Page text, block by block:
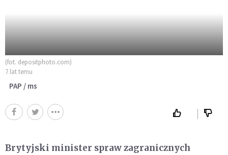
(fot. depositphoto.com)
7 lat temu
PAP / ms
Brytyjski minister spraw zagranicznych